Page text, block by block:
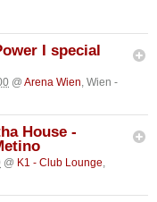
I special
@ Arena Wien , Wien -
House -
@ K1 - Club Lounge,